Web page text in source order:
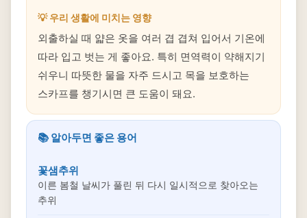
💡 우리 생활에 미치는 영향
외출하실 때 얇은 옷을 여러 겹 겹쳐 입어서 기온에
따라 입고 벗는 게 좋아요. 특히 면역력이 약해지기
쉬우니 따뜻한 물을 자주 드시고 목을 보호하는
스카프를 챙기시면 큰 도움이 돼요.
📚 알아두면 좋은 용어
꽃샘추위
이른 봄철 날씨가 풀린 뒤 다시 일시적으로 찾아오는
추위